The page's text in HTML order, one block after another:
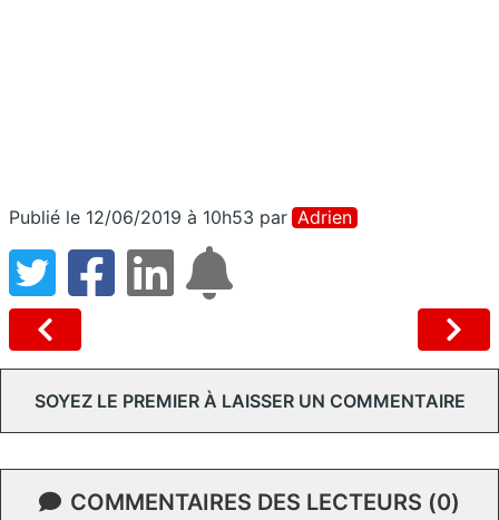
Publié le 12/06/2019 à 10h53 par Adrien
SOYEZ LE PREMIER À LAISSER UN COMMENTAIRE
COMMENTAIRES DES LECTEURS (0)